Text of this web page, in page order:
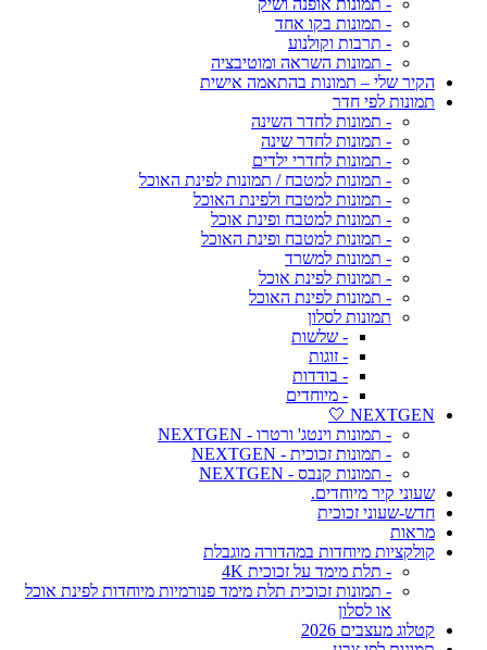
- תמונות אופנה ושיק
- תמונות בקו אחד
- תרבות וקולנוע
- תמונות השראה ומוטיבציה
הקיר שלי – תמונות בהתאמה אישית
תמונות לפי חדר
- תמונות לחדר השינה
- תמונות לחדר שינה
- תמונות לחדרי ילדים
- תמונות למטבח / תמונות לפינת האוכל
- תמונות למטבח ולפינת האוכל
- תמונות למטבח ופינת אוכל
- תמונות למטבח ופינת האוכל
- תמונות למשרד
- תמונות לפינת אוכל
- תמונות לפינת האוכל
תמונות לסלון
- שלשות
- זוגות
- בודדות
- מיוחדים
NEXTGEN 🤍
- תמונות וינטג' ורטרו - NEXTGEN
- תמונות זכוכית - NEXTGEN
- תמונות קנבס - NEXTGEN
שעוני קיר מיוחדים.
חדש-שעוני זכוכית
מראות
קולקציות מיוחדות במהדורה מוגבלת
- תלת מימד על זכוכית 4K
- תמונות זכוכית תלת מימד פנורמיות מיוחדות לפינת אוכל
או לסלון
קטלוג מעצבים 2026